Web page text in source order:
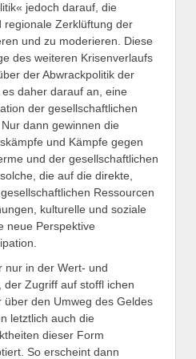
jedoch darauf, die
regionale Zerklüftung der
und zu moderieren. Diese
des weiteren Krisenverlaufs
der Abwrackpolitik der
daher darauf an, eine
der gesellschaftlichen
dann gewinnen die
und Kämpfe gegen
und der gesellschaftlichen
die auf die direkte,
Ressourcen
kulturelle und soziale
neue Perspektive
nur in der Wert- und
Zugriff auf stoffl ichen
über den Umweg des Geldes
letztlich auch die
dieser Form
So erscheint dann